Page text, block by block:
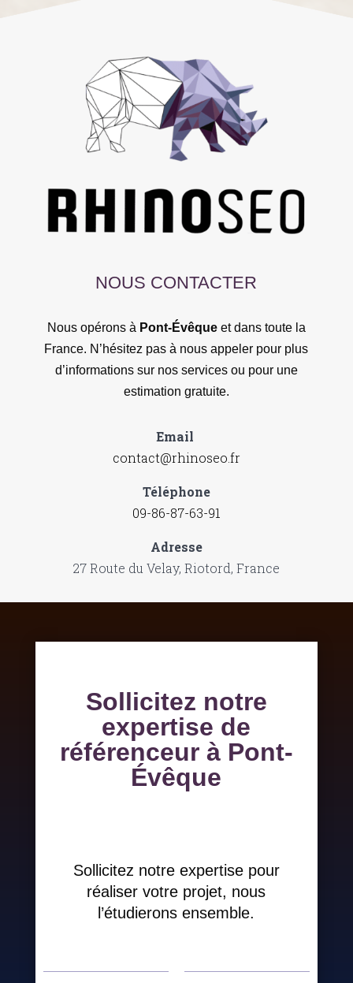
NOUS CONTACTER
Nous opérons à Pont-Évêqueet dans toute la
France. N’hésitez pas à nous appeler pour plus
d’informations sur nos services ou pour une
estimation gratuite.
Email
contact@rhinoseo.fr
Téléphone
09-86-87-63-91
Adresse
27 Route du Velay, Riotord, France
Sollicitez notre
expertise de
référenceur à Pont-
Évêque
Sollicitez notre expertise pour
réaliser votre projet, nous
l’étudierons ensemble.